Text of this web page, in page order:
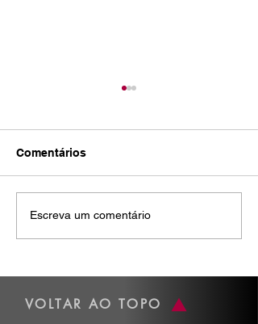
Rita de Cássia Ferreira -
Comentários
Escreva um comentário
VOLTAR AO TOPO